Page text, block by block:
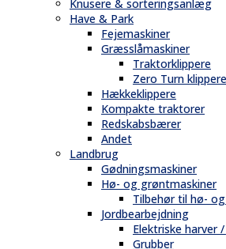
Knusere & sorteringsanlæg
Have & Park
Fejemaskiner
Græsslåmaskiner
Traktorklippere
Zero Turn klippere
Hækkeklippere
Kompakte traktorer
Redskabsbærer
Andet
Landbrug
Gødningsmaskiner
Hø- og grøntmaskiner
Tilbehør til hø-
Jordbearbejdning
Elektriske harver
Grubber